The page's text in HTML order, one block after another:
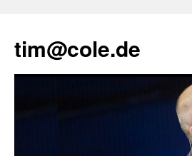
tim@cole.de